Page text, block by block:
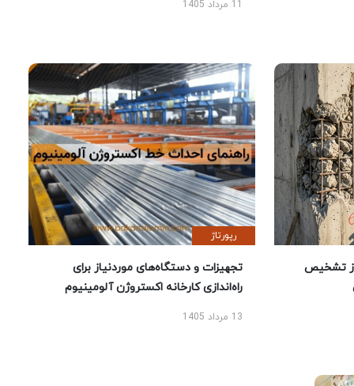
تشخیص
رپورتاژ
تجهیزات و دستگاه‌های موردنیاز برای
راه‌اندازی کارخانه اکستروژن آلومینیوم
13 مرداد 1405